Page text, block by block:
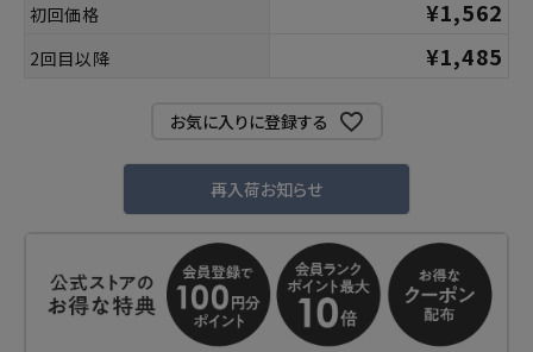
特定商取引法について
会社概要
初回価格 ¥1,562
2回目以降 ¥1,485
お気に入りに登録する
再入荷お知らせ